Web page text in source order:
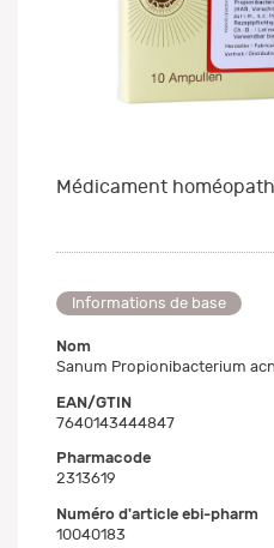
Médicament
Informations de base
Nom
Sanum Propionibacterium
EAN/GTIN
7640143444847
Pharmacode
2313619
Numéro d'article ebi-pharm
10040183